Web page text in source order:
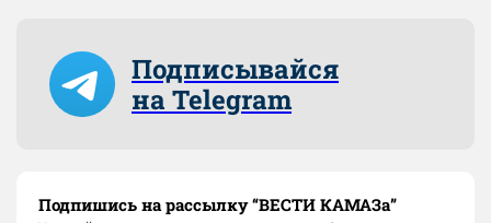
Подписывайся
на Telegram
Подпишись на рассылку “ВЕСТИ КАМАЗа”